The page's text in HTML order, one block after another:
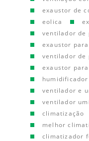
exaustor de
eolica
ventilador de
exaustor
ventilador de
exaustor
ventilador e
ventilador
climatização
melhor
climatizador